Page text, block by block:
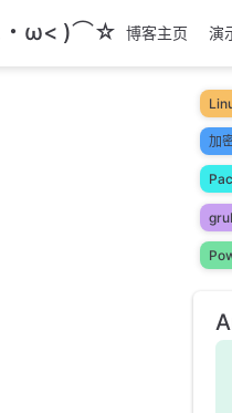
・ω< )⌒☆ 博客主页 演
加